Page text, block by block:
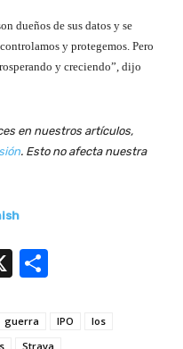
dueños de sus datos y se
y protegemos. Pero
y creciendo”, dijo
en nuestros artículos,
. Esto no afecta nuestra
X
ar
guerra IPO
los
Strava